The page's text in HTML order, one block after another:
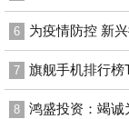
6 为疫情防控 新
7 旗舰手机排行榜
8 鸿盛投资：竭诚